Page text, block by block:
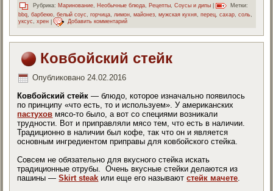
Рубрика: Маринование Необычные блюда Рецепты ,Соусы и дипы
Метки:
bbq ,барбекю ,белый соус ,горчица лимон ,майонез ,мужская кухня ,перец ,сахар ,соль
уксус,хрен | Добавить комментарий
Ковбойский стейк
Опубликовано 24.02.2016
Ковбойский стейк — блюдо, которое изначально появилось
по принципу «что есть, то и используем». У американских
пастухов мясо-то было, а вот со специями возникали
трудности. Вот и приправляли мясо тем, что есть в наличии.
Традиционно в наличии был кофе, так что он и является
основным ингредиентом приправы для ковбойского стейка.
Cовсем не обязательно для вкусного стейка искать
традиционные отрубы. Очень вкусные стейки делаются из
пашины —Skirt steak или еще его называютстейк мачете.